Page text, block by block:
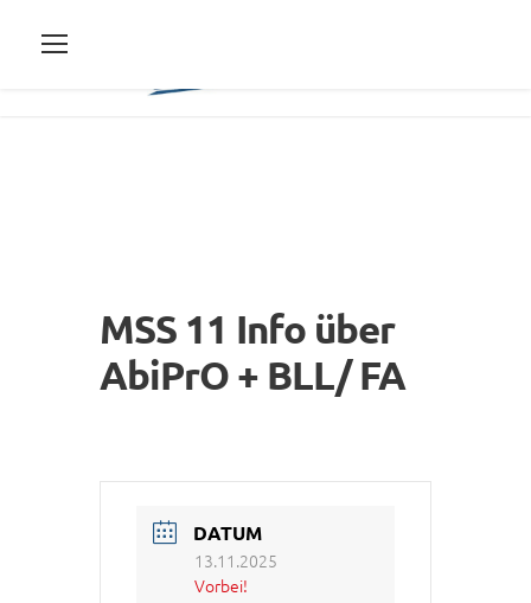
MSS 11 Info über
AbiPrO + BLL/ FA
DATUM
13.11.2025
Vorbei!